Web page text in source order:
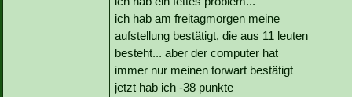
ich hab am freitagmorgen meine
aufstellung bestätigt, die aus 11 leuten
besteht... aber der computer hat
immer nur meinen torwart bestätigt
jetzt hab ich -38 punkte